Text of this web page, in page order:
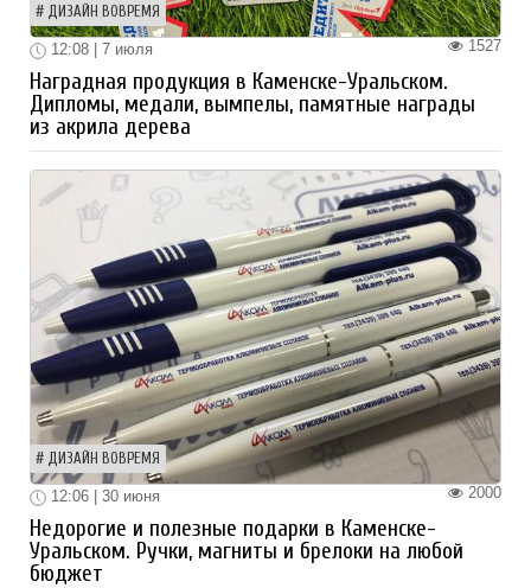
ДИЗАЙН ВОВРЕМЯ
1527
12:08 | 7 июля
Наградная продукция в Каменске-Уральском.
Дипломы, медали, вымпелы, памятные награды
из акрила дерева
ДИЗАЙН ВОВРЕМЯ
2000
12:06 | 30 июня
Недорогие и полезные подарки в Каменске-
Уральском. Ручки, магниты и брелоки на любой
бюджет